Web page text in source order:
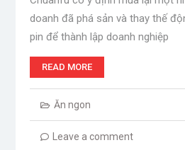
doanh đã phá sản và thay thế
pin để thành lập doanh nghiệp
READ MORE
Ăn ngon
Leave a comment